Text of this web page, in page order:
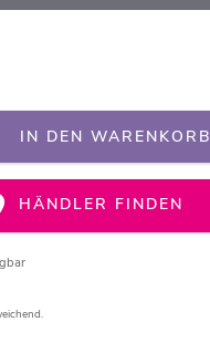
IN DEN WARENKORB
HÄNDLER FINDEN